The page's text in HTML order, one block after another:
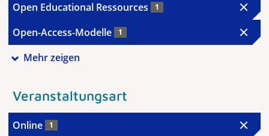
Open Educational Ressources 1
Open-Access-Modelle 1
Mehr zeigen
Veranstaltungsart
Online 1